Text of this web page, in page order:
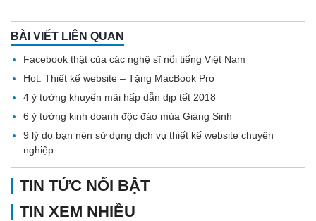
BÀI VIẾT LIÊN QUAN
Facebook thật của các nghệ sĩ nổi tiếng Việt Nam
Hot: Thiết kế website – Tặng MacBook Pro
4 ý tưởng khuyến mãi hấp dẫn dịp tết 2018
6 ý tưởng kinh doanh độc đáo mùa Giáng Sinh
9 lý do bạn nên sử dụng dịch vụ thiết kế website chuyên
nghiệp
TIN TỨC NỔI BẬT
TIN XEM NHIỀU